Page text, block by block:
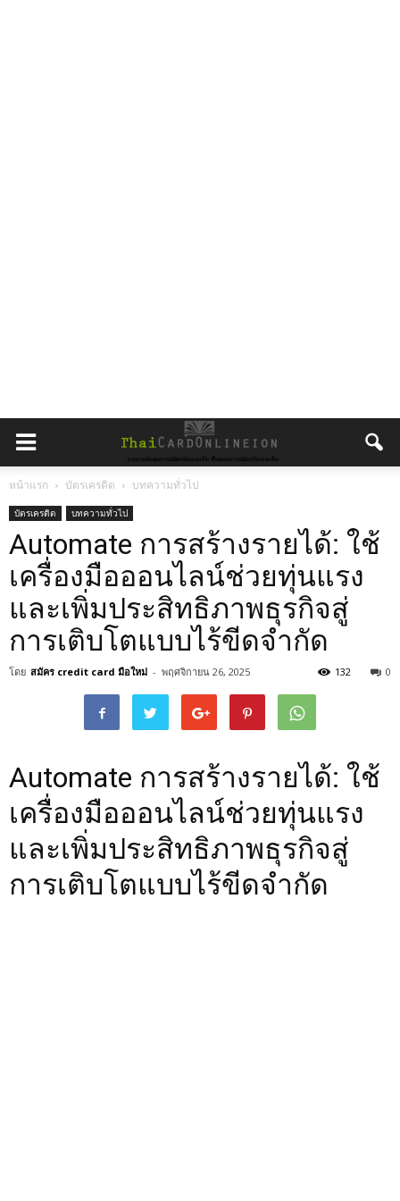
หน้าแรก บัตรเครดิต บทความทั่วไป
บัตรเครดิต บทความทั่วไป
Automate การสร้างรายได้: ใช้
เครื่องมือออนไลน์ช่วยทุ่นแรง
และเพิ่มประสิทธิภาพธุรกิจสู่
การเติบโตแบบไร้ขีดจำกัด
โดย สมัคร credit card มือใหม่ - พฤศจิกายน 26, 2025 0
132
Automate การสร้างรายได้: ใช้
เครื่องมือออนไลน์ช่วยทุ่นแรง
และเพิ่มประสิทธิภาพธุรกิจสู่
การเติบโตแบบไร้ขีดจำกัด